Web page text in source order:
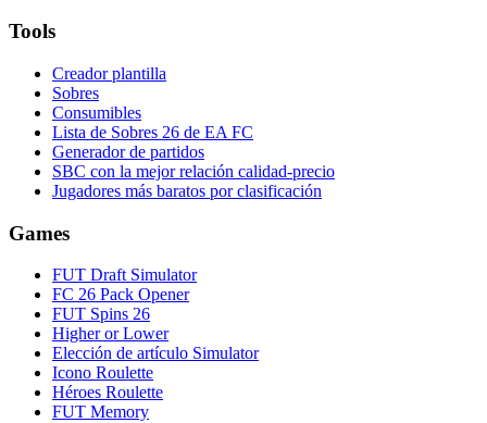
Tools
Creador plantilla
Sobres
Consumibles
Lista de Sobres 26 de EA FC
Generador de partidos
SBC con la mejor relación calidad-precio
Jugadores más baratos por clasificación
Games
FUT Draft Simulator
FC 26 Pack Opener
FUT Spins 26
Higher or Lower
Elección de artículo Simulator
Icono Roulette
Héroes Roulette
FUT Memory